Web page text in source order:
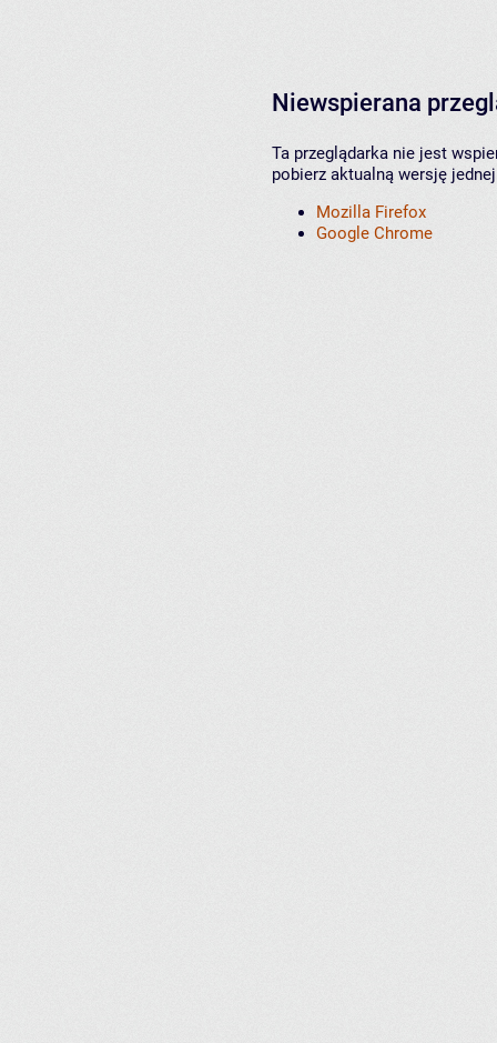
Niewspierana
Ta przeglądarka nie jest
pobierz aktualną wersję
Mozilla Firefox
Google Chrome